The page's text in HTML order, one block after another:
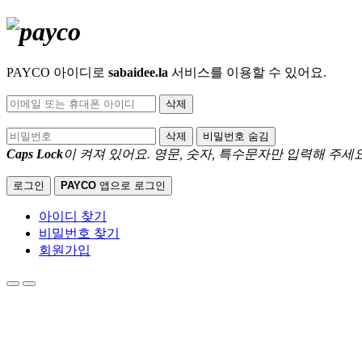
PAYCO 아이디로 sabaidee.la 서비스를 이용할 수 있어요.
삭제
삭제 비밀번호 숨김
Caps Lock이 켜져 있어요. 영문, 숫자, 특수문자만 입력해 주세
로그인 PAYCO 앱으로 로그인
아이디 찾기
비밀번호 찾기
회원가입